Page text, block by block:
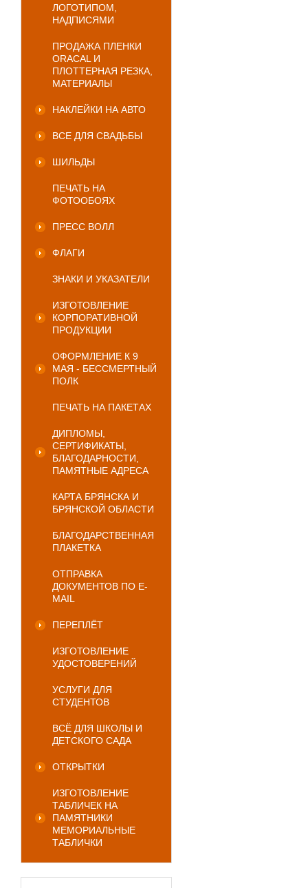
ЛОГОТИПОМ,
НАДПИСЯМИ
ПРОДАЖА ПЛЕНКИ
ORACAL И
ПЛОТТЕРНАЯ РЕЗКА,
МАТЕРИАЛЫ
НАКЛЕЙКИ НА АВТО
ВСЕ ДЛЯ СВАДЬБЫ
ШИЛЬДЫ
ПЕЧАТЬ НА
ФОТООБОЯХ
ПРЕСС ВОЛЛ
ФЛАГИ
ЗНАКИ И УКАЗАТЕЛИ
ИЗГОТОВЛЕНИЕ
КОРПОРАТИВНОЙ
ПРОДУКЦИИ
ОФОРМЛЕНИЕ К 9
МАЯ - БЕССМЕРТНЫЙ
ПОЛК
ПЕЧАТЬ НА ПАКЕТАХ
ДИПЛОМЫ,
СЕРТИФИКАТЫ,
БЛАГОДАРНОСТИ,
ПАМЯТНЫЕ АДРЕСА
КАРТА БРЯНСКА И
БРЯНСКОЙ ОБЛАСТИ
БЛАГОДАРСТВЕННАЯ
ПЛАКЕТКА
ОТПРАВКА
ДОКУМЕНТОВ ПО E-
MAIL
ПЕРЕПЛЁТ
ИЗГОТОВЛЕНИЕ
УДОСТОВЕРЕНИЙ
УСЛУГИ ДЛЯ
СТУДЕНТОВ
ВСЁ ДЛЯ ШКОЛЫ И
ДЕТСКОГО САДА
ОТКРЫТКИ
ИЗГОТОВЛЕНИЕ
ТАБЛИЧЕК НА
ПАМЯТНИКИ
МЕМОРИАЛЬНЫЕ
ТАБЛИЧКИ